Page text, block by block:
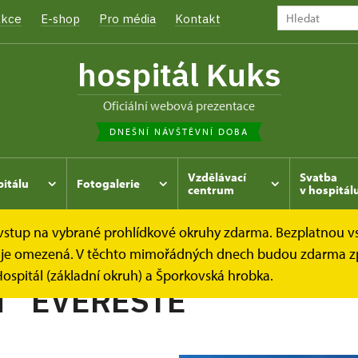
E-shop Pro média Kontakt
hospitál Kuks
oficiální webová prezentace
DNEŠNÍ NÁVŠTĚVNÍ DOBA
Fotogalerie
Vzdělávací
centrum
Svatba
v
na vybrané prohlídkové okruhy zdarma. Bezplatnou
omezená. V těchto mimořádných dnech budou zdarma
(základní okruh) a Šporkovská hrobka.
Kukský herbář - aneb co u nás roste... JABLOŇ
´EVERESTE´